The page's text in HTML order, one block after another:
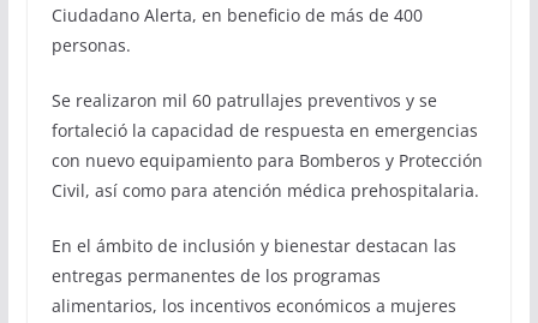
Ciudadano Alerta, en beneficio de más de 400
personas.
Se realizaron mil 60 patrullajes preventivos y se
fortaleció la capacidad de respuesta en emergencias
con nuevo equipamiento para Bomberos y Protección
Civil, así como para atención médica prehospitalaria.
En el ámbito de inclusión y bienestar destacan las
entregas permanentes de los programas
alimentarios, los incentivos económicos a mujeres